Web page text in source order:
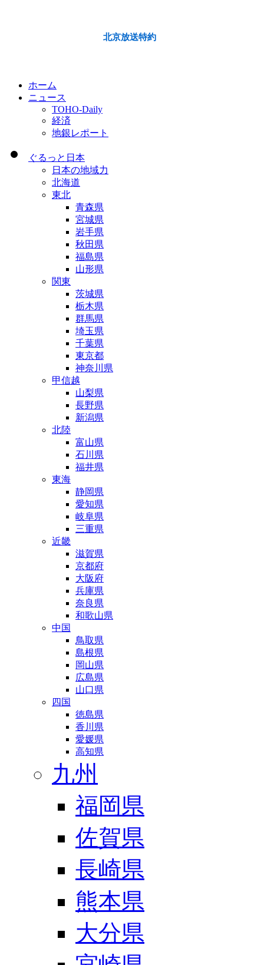
北京放送特約
ホーム
ニュース
TOHO-Daily
経済
地銀レポート
ぐるっと日本
日本の地域力
北海道
東北
青森県
宮城県
岩手県
秋田県
福島県
山形県
関東
茨城県
栃木県
群馬県
埼玉県
千葉県
東京都
神奈川県
甲信越
山梨県
長野県
新潟県
北陸
富山県
石川県
福井県
東海
静岡県
愛知県
岐阜県
三重県
近畿
滋賀県
京都府
大阪府
兵庫県
奈良県
和歌山県
中国
鳥取県
島根県
岡山県
広島県
山口県
四国
徳島県
香川県
愛媛県
高知県
九州
福岡県
佐賀県
長崎県
熊本県
大分県